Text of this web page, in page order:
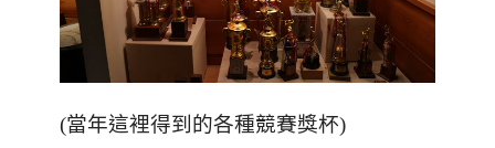
(當年這裡得到的各種競賽獎杯)